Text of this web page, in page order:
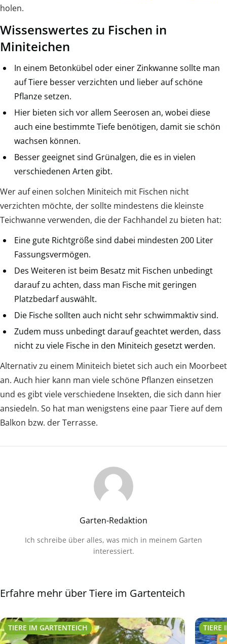
holen.
Wissenswertes zu Fischen in
Miniteichen
In einem Betonkübel oder einer Zinkwanne sollte man
auf Tiere besser verzichten und lieber auf schöne
Pflanze setzen.
Hier bieten sich vor allem Seerosen an, wobei diese
auch eine bestimmte Tiefe benötigen, damit sie schön
wachsen können.
Besser geeignet sind Grünalgen, die es in vielen
verschiedenen Arten gibt.
Wer auf einen solchen Miniteich mit Fischen nicht
verzichten möchte, der sollte mindestens die kleinste
Teichwanne verwenden, die der Fachhandel zu bieten hat:
Eine gute Richtgröße sind dabei mindesten 200 Liter
Fassungsvermögen.
Des Weiteren ist beim Besatz mit Fischen unbedingt
darauf zu achten, dass man Fische mit geringen
Platzbedarf auswählt.
Die Fische sollten auch nicht sehr schwimmaktiv sind.
Zudem muss unbedingt darauf geachtet werden, dass
nicht zu viele Fische in den Miniteich gesetzt werden.
Alternativ zu einem Miniteich bietet sich auch ein Moorbeet
an. Auch hier kann man viele schöne Pflanzen einsetzen
und es gibt viele verschiedene Insekten, die sich dann hier
ansiedeln. So hat man wenigstens eine paar Tiere auf dem
Balkon bzw. der Terrasse.
Garten-Redaktion
Ich schreibe über alles, was mich in meinem Garten
interessiert.
Erfahre mehr über Tiere im Gartenteich
TIERE IM GARTENTEICH TIERE